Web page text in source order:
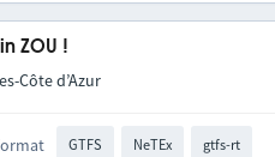
ZOU !
Côte d’Azur
GTFS NeTEx gtfs-rt